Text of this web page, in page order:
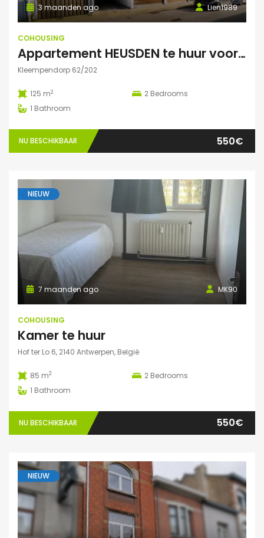
Lien1989
3 maanden ago
COHOUSING
Appartement HEUSDEN te huur voor COHOUSING
Kleempendorp 62/202
125 m2 2 Bedrooms
1 Bathroom
NU BESCHIKBAAR 550€
NIEUW
MK90
7 maanden ago
COHOUSING
Kamer te huur
Hof ter Lo 6, 2140 Antwerpen, België
85 m2 2 Bedrooms
1 Bathroom
NU BESCHIKBAAR 550€
NIEUW